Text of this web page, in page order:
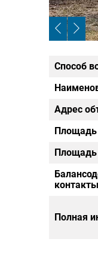
Способ
Адрес
Площадь
Площадь
Полная